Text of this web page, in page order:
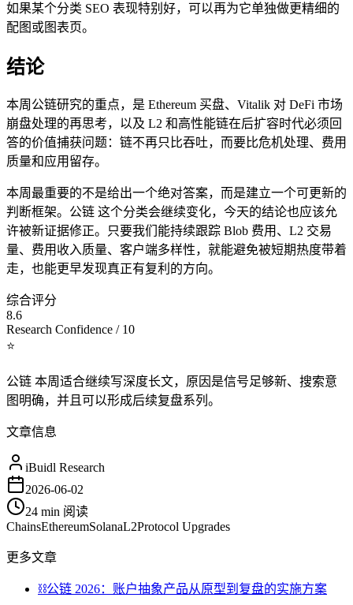
如果某个分类 SEO 表现特别好，可以再为它单独做更精细的
配图或图表页。
结论
本周公链研究的重点，是 Ethereum 买盘、Vitalik 对 DeFi 市场
崩盘处理的再思考，以及 L2 和高性能链在后扩容时代必须回
答的价值捕获问题：链不再只比吞吐，而要比危机处理、费用
质量和应用留存。
本周最重要的不是给出一个绝对答案，而是建立一个可更新的
判断框架。公链 这个分类会继续变化，今天的结论也应该允
许被新证据修正。只要我们能持续跟踪 Blob 费用、L2 交易
量、费用收入质量、客户端多样性，就能避免被短期热度带着
走，也能更早发现真正有复利的方向。
综合评分
8.6
Research Confidence / 10
⭐
公链 本周适合继续写深度长文，原因是信号足够新、搜索意
图明确，并且可以形成后续复盘系列。
文章信息
iBuidl Research
2026-06-02
24 min 阅读
ChainsEthereumSolanaL2Protocol Upgrades
更多文章
⛓️公链 2026：账户抽象产品从原型到复盘的实施方案